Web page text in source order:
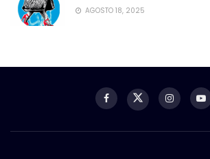
AGOSTO 18, 2025